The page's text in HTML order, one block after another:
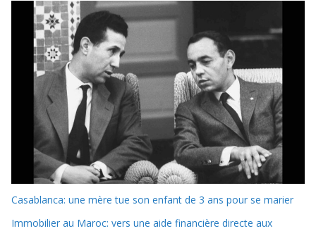
Casablanca: une mère tue son enfant de 3 ans pour se marier
Immobilier au Maroc: vers une aide financière directe aux